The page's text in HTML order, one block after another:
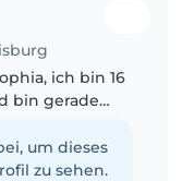
ich bin 16
bin gerade
arbeiten,
gerne mag
um dieses
zu sehen.